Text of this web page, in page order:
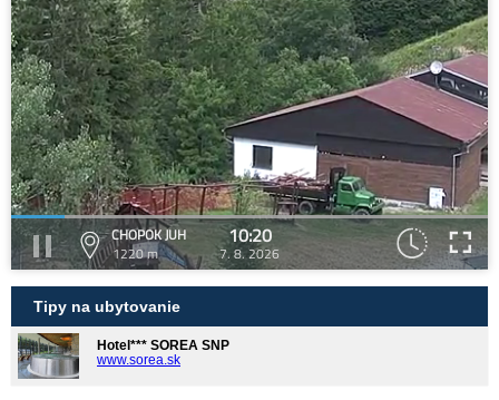
CHOPOK JUH
1220 m
10:20
7. 8. 2026
Tipy na ubytovanie
Hotel*** SOREA SNP
www.sorea.sk